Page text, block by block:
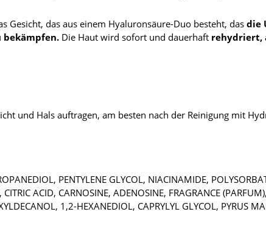
Gesicht, das aus einem Hyaluronsäure-Duo besteht, das die
bekämpfen. Die Haut wird sofort und dauerhaft rehydriert,
und Hals auftragen, am besten nach der Reinigung mit
PENTYLENE GLYCOL, NIACINAMIDE,
ACID, CARNOSINE, ADENOSINE, FRAGRANCE
1,2-HEXANEDIOL, CAPRYLYL GLYCOL, PYRUS